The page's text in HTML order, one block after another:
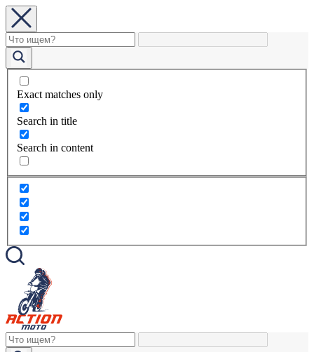
Exact matches only
Search in title
Search in content